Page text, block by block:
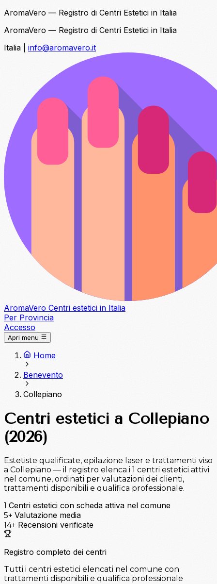
AromaVero — Registro di Centri Estetici in Italia
AromaVero — Registro di Centri Estetici in Italia
Italia
info@aromavero.it
AromaVero Centri estetici in Italia
Per Provincia
Accesso
Apri menu
Home
Benevento
Collepiano
Centri estetici a Collepiano
(2026)
Estetiste qualificate, epilazione laser e trattamenti viso
a Collepiano — il registro elenca i 1 centri estetici attivi
nel comune, ordinati per valutazioni dei clienti,
trattamenti disponibili e qualifica professionale.
1 Centri estetici con scheda attiva nel comune
5+ Valutazione media
14+ Recensioni verificate
Registro completo dei centri
Tutti i centri estetici elencati nel comune con
trattamenti disponibili e qualifica professionale